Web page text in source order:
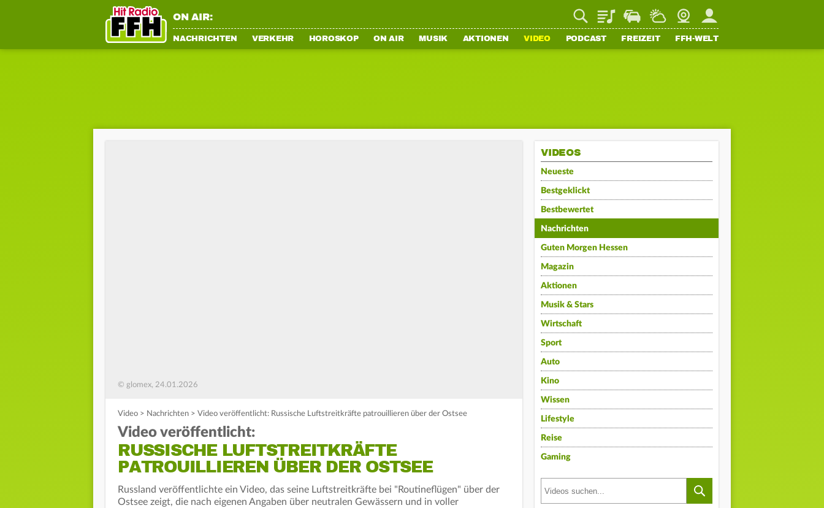
ON AIR: PlaylistStaupilotWetterWebcamMein FFH
NACHRICHTEN VERKEHR HOROSKOP ON AIR MUSIK AKTIONEN VIDEO PODCAST FREIZEIT FFH-WELT
© glomex, 24.01.2026
Video > Nachrichten > Video veröffentlicht: Russische Luftstreitkräfte patrouillieren über der Ostsee
Video veröffentlicht:
RUSSISCHE LUFTSTREITKRÄFTE
PATROUILLIEREN ÜBER DER OSTSEE
Russland veröffentlichte ein Video, das seine Luftstreitkräfte bei "Routineflügen" über der
Ostsee zeigt, die nach eigenen Angaben über neutralen Gewässern und in voller
VIDEOS
Neueste
Bestgeklickt
Bestbewertet
Nachrichten
Guten Morgen Hessen
Magazin
Aktionen
Musik & Stars
Wirtschaft
Sport
Auto
Kino
Wissen
Lifestyle
Reise
Gaming